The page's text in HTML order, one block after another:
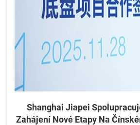
Shanghai Jiapei
Zahájení Nové Etapy Na